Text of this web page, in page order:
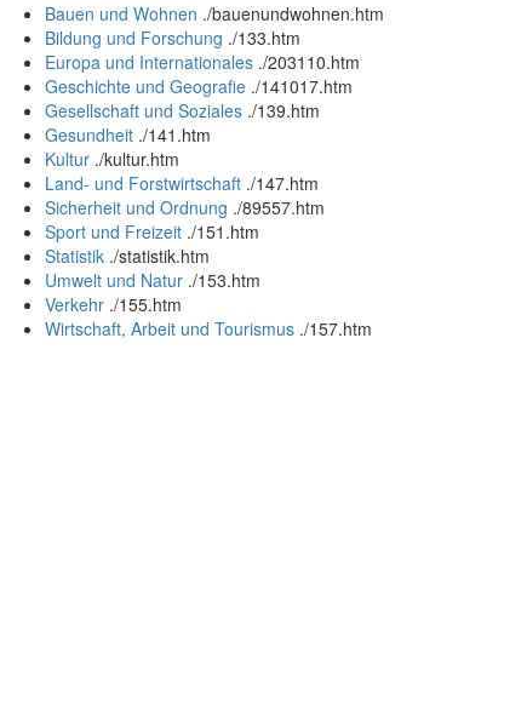
Bauen und Wohnen ./bauenundwohnen.htm
Bildung und Forschung ./133.htm
Europa und Internationales ./203110.htm
Geschichte und Geografie ./141017.htm
Gesellschaft und Soziales ./139.htm
Gesundheit ./141.htm
Kultur ./kultur.htm
Land- und Forstwirtschaft ./147.htm
Sicherheit und Ordnung ./89557.htm
Sport und Freizeit ./151.htm
Statistik ./statistik.htm
Umwelt und Natur ./153.htm
Verkehr ./155.htm
Wirtschaft, Arbeit und Tourismus ./157.htm